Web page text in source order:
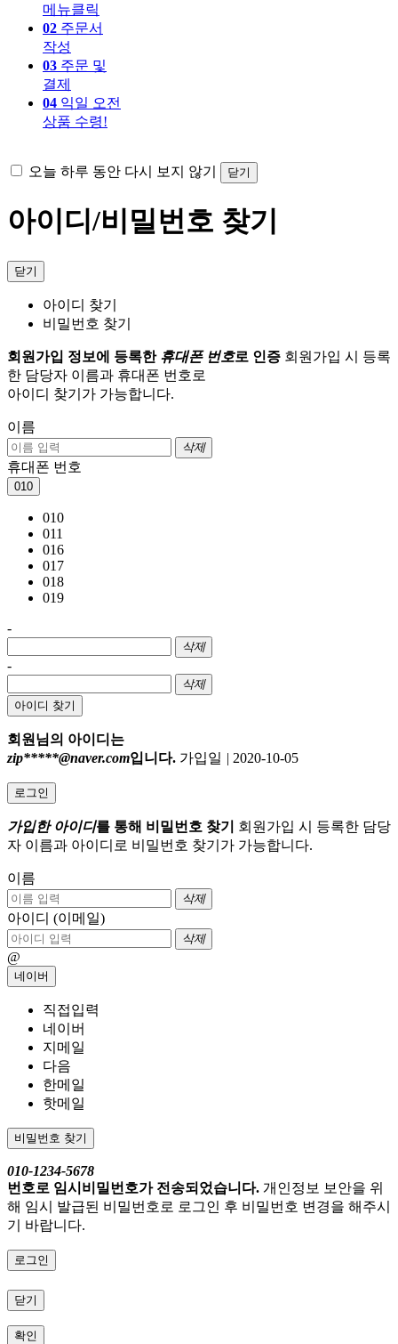
메뉴클릭
02 주문서
작성
03 주문 및
결제
04 익일 오전
상품 수령!
오늘 하루 동안 다시 보지 않기 닫기
아이디/비밀번호 찾기
닫기
아이디 찾기
비밀번호 찾기
회원가입 정보에 등록한 휴대폰 번호로 인증 회원가입 시 등록
한 담당자 이름과 휴대폰 번호로
아이디 찾기가 가능합니다.
이름
삭제
휴대폰 번호
010
010
011
016
017
018
019
-
삭제
-
삭제
아이디 찾기
회원님의 아이디는
zip*****@naver.com입니다. 가입일 | 2020-10-05
로그인
가입한 아이디를 통해 비밀번호 찾기
회원가입 시 등록한 담당
자 이름과 아이디로 비밀번호 찾기가 가능합니다.
이름
삭제
아이디 (이메일)
삭제
@
네이버
직접입력
네이버
지메일
다음
한메일
핫메일
비밀번호 찾기
010-1234-5678
번호로 임시비밀번호가 전송되었습니다. 개인정보 보안을 위
해 임시 발급된 비밀번호로 로그인 후 비밀번호 변경을 해주시
기 바랍니다.
로그인
닫기
확인